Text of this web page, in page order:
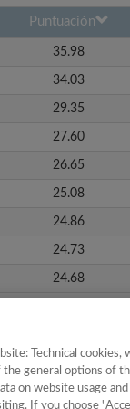
Puntuación
35.98
34.03
29.35
27.60
26.65
25.08
24.86
24.73
24.68
Technical cookies,
general options of
on website usage
If you choose